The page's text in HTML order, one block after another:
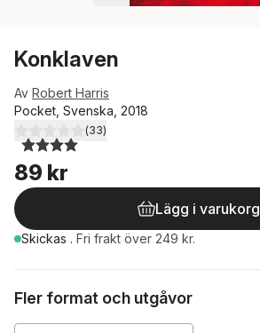
Konklaven
Av Robert Harris
Pocket, Svenska, 2018
4,0utav 5 stjärnor. Totalt antal röster:
(33)
89 kr
Lägg i varukorg
Skickas . Fri frakt över 249 kr.
Fler format och utgåvor